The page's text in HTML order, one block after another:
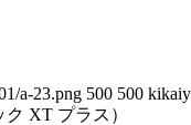
a-23.png 500 500
XT プラス）